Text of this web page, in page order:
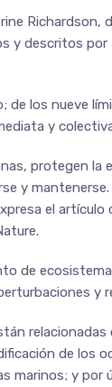
Richardson,
y descritos
de los nueve
y
protegen la
y mantenerse.
el artículo
de
y
de los
marinos; y por